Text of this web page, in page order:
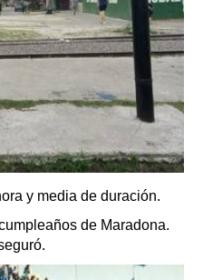
y media de duración.
de Maradona.